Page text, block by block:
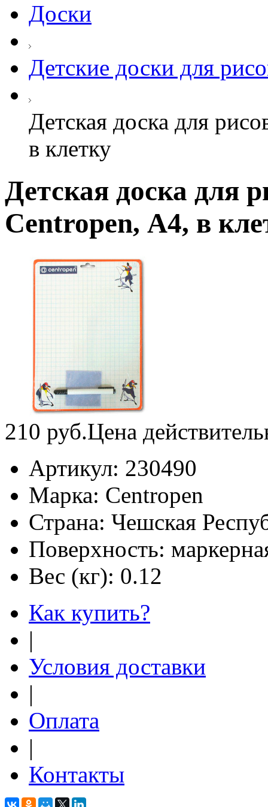
Доски
Детские доски для
Детская доска для
в клетку
Детская доска для
Centropen, А4, в
210 руб.Цена
Артикул: 230490
Марка: Centropen
Страна: Чешская
Поверхность:
Вес (кг): 0.12
Как купить?
|
Условия доставки
|
Оплата
|
Контакты